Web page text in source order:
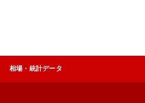
相場・統計データ